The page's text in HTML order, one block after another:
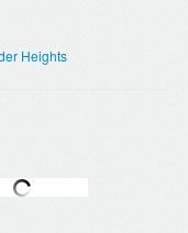
Heights